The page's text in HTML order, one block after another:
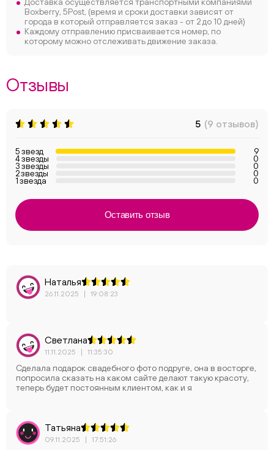
Boxberry, 5Post, (время и сроки доставки зависят от
города в который отправляется заказ - от 2 до 10 дней)
Каждому отправлению присваивается номер, по
которому можно отслеживать движение заказа.
Отзывы
5 (9 отзывов)
5 звезд 9
4 звезды 0
3 звезды 0
2 звезды 0
1 звезда 0
Оставить отзыв
Наталья
26.11.2025 | 19:08:23
Светлана
11.11.2025 | 11:35:30
Сделала подарок свадебного фото подруге, она в восторге,
попросила сказать на каком сайте делают такую красоту,
теперь будет постоянным клиентом, как и я
Татьяна
09.11.2025 | 17:51:26